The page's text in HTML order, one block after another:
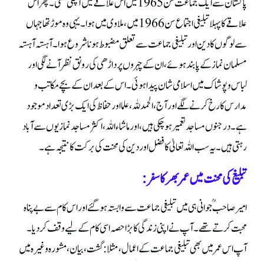
علاقے کا پہلا تبلیغی اجتماع سن 1966 میں، ملاوی میں ہوا۔یہی وہ موڑ تھا جہاں
سے لوگوں کا دین اور تبلیغی جماعت سے تعلق مضبوط ہونا شروع ہوا۔ آہستہ آہستہ
مسلمان نماز کے پابند ہوئے، ان کے چہروں پر داڑھی کی رونق نظر آنے لگی اور
لباس و پوشاک میں اسلامی شان پیدا ہوئی۔ اس کے بعد ان کے بچے مکاتب و
مدارس کا رخ کرنے لگے اور آج، الحمدللہ، علما اور حفاظ کی ایک بڑی تعداد موجود
ہے۔ درجنوں مساجد تعمیر ہوچکی ہیں، اور ما شاء اللہ، اکثر مساجد نمازیوں سے آباد
رہتی ہیں۔ یہ سب اللہ تعالیٰ کا فضل اور دین کی محنت کی برکت کا نتیجہ ہے۔
تبلیغ کی محنت میں عمر بھر کا سفر:
امیر صاحبؒ جوانی ہی میں تبلیغی جماعت سے وابستہ ہوگئے اور اس کام سے بے پناہ
محبت کرتے تھے۔ آپ نے اپنی زندگی کا بڑا حصہ اسی کام کے لیے وقف کر دیا۔
آپ اس عمر میں بھی تبلیغی جماعت کے اعمال، مثلا: گشت،بیان، مشورہ وغیرہ میں